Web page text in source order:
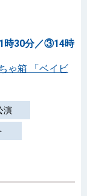
時30分／③14時
ゃ箱 「ベイビ
演